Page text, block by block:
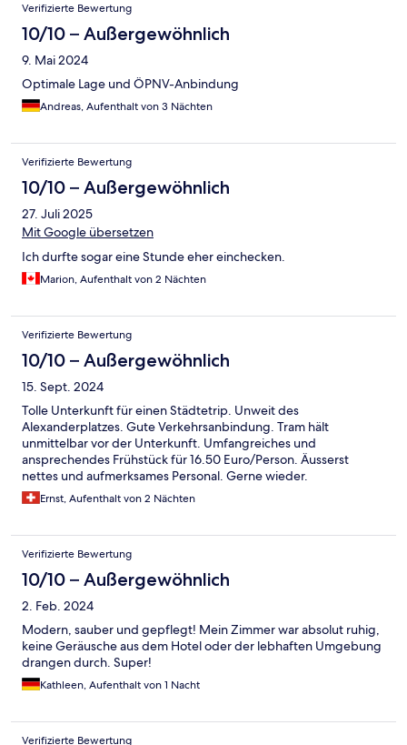
Verifizierte Bewertung
10/10 – Außergewöhnlich
9. Mai 2024
Optimale Lage und ÖPNV-Anbindung
Andreas, Aufenthalt von 3 Nächten
Verifizierte Bewertung
10/10 – Außergewöhnlich
27. Juli 2025
Mit Google übersetzen
Ich durfte sogar eine Stunde eher einchecken.
Marion, Aufenthalt von 2 Nächten
Verifizierte Bewertung
10/10 – Außergewöhnlich
15. Sept. 2024
Tolle Unterkunft für einen Städtetrip. Unweit des
Alexanderplatzes. Gute Verkehrsanbindung. Tram hält
unmittelbar vor der Unterkunft. Umfangreiches und
ansprechendes Frühstück für 16.50 Euro/Person. Äusserst
nettes und aufmerksames Personal. Gerne wieder.
Ernst, Aufenthalt von 2 Nächten
Verifizierte Bewertung
10/10 – Außergewöhnlich
2. Feb. 2024
Modern, sauber und gepflegt! Mein Zimmer war absolut ruhig,
keine Geräusche aus dem Hotel oder der lebhaften Umgebung
drangen durch. Super!
Kathleen, Aufenthalt von 1 Nacht
Verifizierte Bewertung